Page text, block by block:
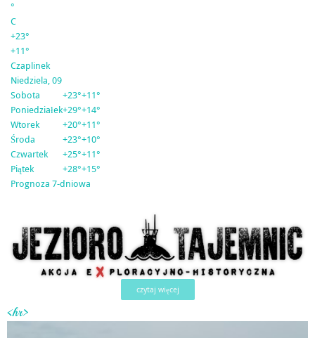
°
C
+23°
+11°
Czaplinek
Niedziela, 09
Sobota
+23°+11°
Poniedziałek+29°+14°
Wtorek
+20°+11°
Środa
+23°+10°
Czwartek
+25°+11°
Piątek
+28°+15°
Prognoza 7-dniowa
czytaj więcej
<hr>